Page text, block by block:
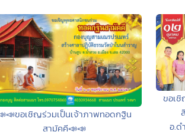
ขอเชิญร่วมเป็นเจ้าภาพทอดกฐิน
สามัคคี📣📣
ขอเ
อ.ด